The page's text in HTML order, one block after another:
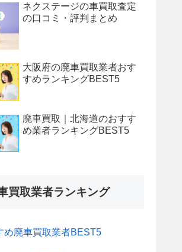
ネクステージの車買取査定
の口コミ・評判まとめ
大阪府の廃車買取業者おす
すめランキングBEST5
廃車買取｜北海道のおすす
め業者ランキングBEST5
買取業者ランキング
め廃車買取業者BEST5